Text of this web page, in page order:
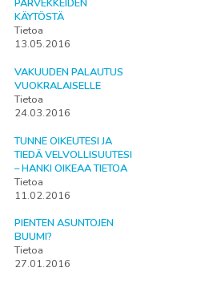
PARVEKKEIDEN
KÄYTÖSTÄ
Tietoa
13.05.2016
VAKUUDEN PALAUTUS
VUOKRALAISELLE
Tietoa
24.03.2016
TUNNE OIKEUTESI JA
TIEDÄ VELVOLLISUUTESI
– HANKI OIKEAA TIETOA
Tietoa
11.02.2016
PIENTEN ASUNTOJEN
BUUMI?
Tietoa
27.01.2016